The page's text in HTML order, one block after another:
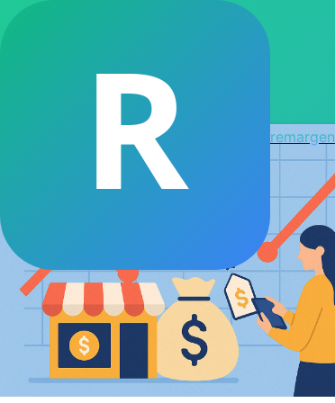
R remargen